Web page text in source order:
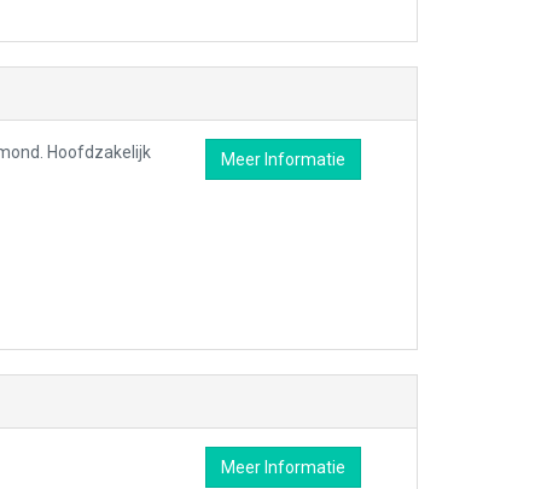
Hoofdzakelijk
Meer Informatie
Meer Informatie